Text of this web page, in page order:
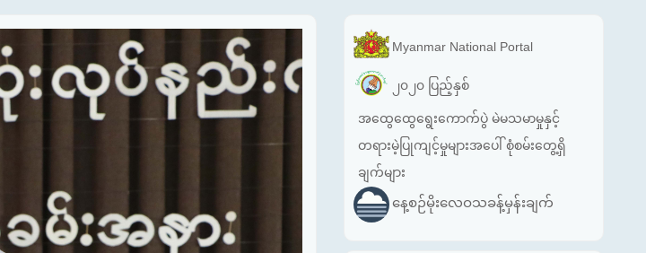
Myanmar National Portal
၂၀၂၀ ပြည့်နှစ်
အထွေထွေရွေးကောက်ပွဲ မဲမသမာမှုနှင့်
တရားမဲ့ပြုကျင့်မှုများအပေါ် စုံစမ်းတွေ့ရှိ
ချက်များ
နေ့စဉ်မိုးလေဝသခန့်မှန်းချက်